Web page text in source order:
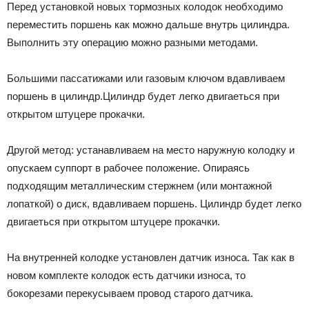
Перед установкой новых тормозных колодок необходимо
переместить поршень как можно дальше внутрь цилиндра.
Выполнить эту операцию можно разными методами.
Большими пассатижами или газовым ключом вдавливаем
поршень в цилиндр.Цилиндр будет легко двигаеться при
открытом штуцере прокачки.
Другой метод: устанавливаем на место наружную колодку и
опускаем суппорт в рабочее положение. Опираясь
подходящим металлическим стержнем (или монтажной
лопаткой) о диск, вдавливаем поршень. Цилиндр будет легко
двигаеться при открытом штуцере прокачки.
На внутренней колодке установлен датчик износа. Так как в
новом комплекте колодок есть датчики износа, то
бокорезами перекусываем провод старого датчика.